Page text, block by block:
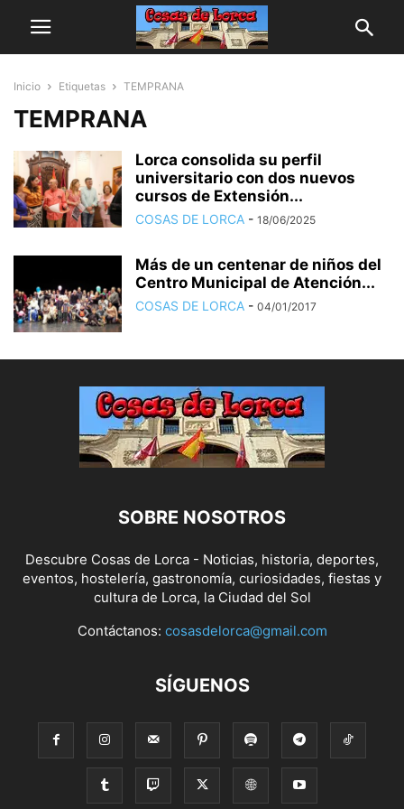
Inicio Etiquetas TEMPRANA
TEMPRANA
Lorca consolida su perfil
universitario con dos nuevos
cursos de Extensión...
COSAS DE LORCA - 18/06/2025
Más de un centenar de niños del
Centro Municipal de Atención...
COSAS DE LORCA - 04/01/2017
SOBRE NOSOTROS
Descubre Cosas de Lorca - Noticias, historia, deportes,
eventos, hostelería, gastronomía, curiosidades, fiestas y
cultura de Lorca, la Ciudad del Sol
Contáctanos: cosasdelorca@gmail.com
SÍGUENOS